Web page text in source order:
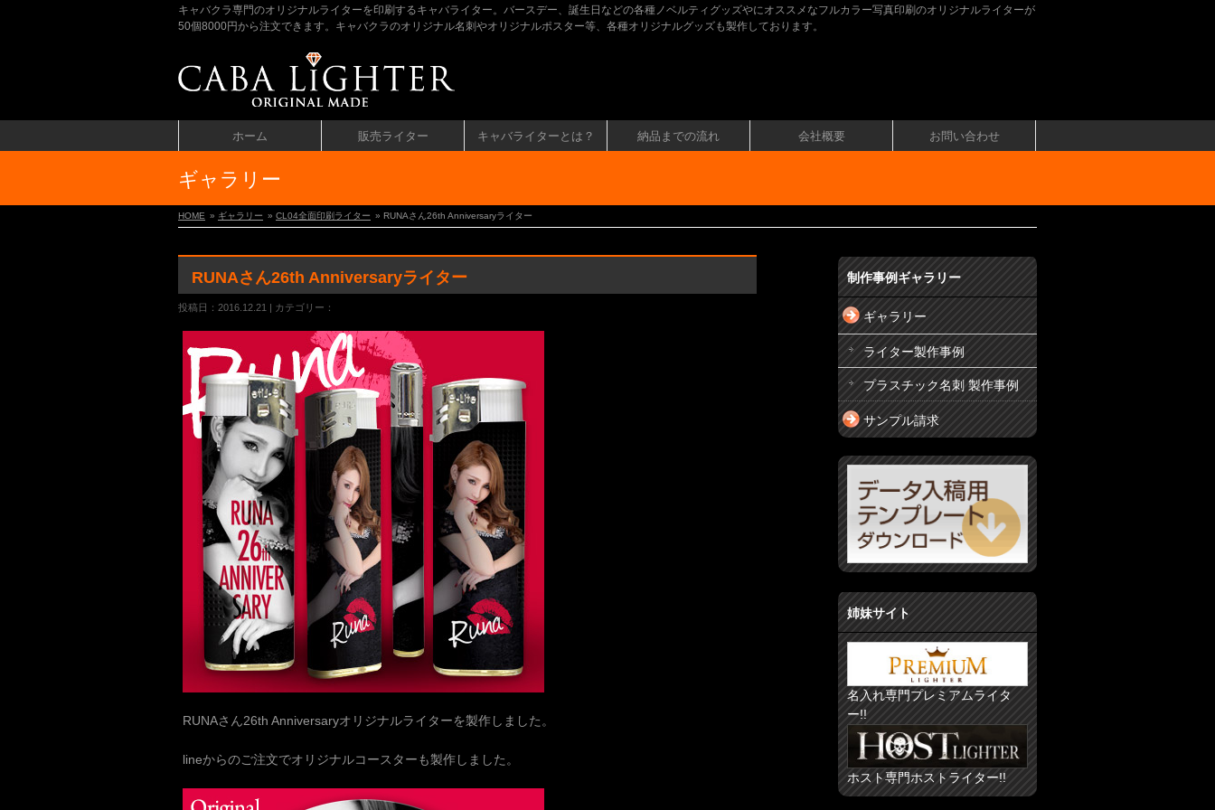
キャバクラ専門のオリジナルライターを印刷するキャバライター。バースデー、誕生日などの各種ノベルティグッズやにオススメなフルカラー写真印刷のオリジナルライターが
50個8000円から注文できます。キャバクラのオリジナル名刺やオリジナルポスター等、各種オリジナルグッズも製作しております。
ホーム 販売ライター キャバライターとは？ 納品までの流れ 会社概要 お問い合わせ
ギャラリー
HOME » ギャラリー » CL04全面印刷ライター » RUNAさん26th Anniversaryライター
RUNAさん26th Anniversaryライター
投稿日：2016.12.21 | カテゴリー：
RUNAさん26th Anniversaryオリジナルライターを製作しました。
lineからのご注文でオリジナルコースターも製作しました。
制作事例ギャラリー
ギャラリー
ライター製作事例
プラスチック名刺 製作事例
サンプル請求
姉妹サイト
名入れ専門プレミアムライタ
ー!!
ホスト専門ホストライター!!